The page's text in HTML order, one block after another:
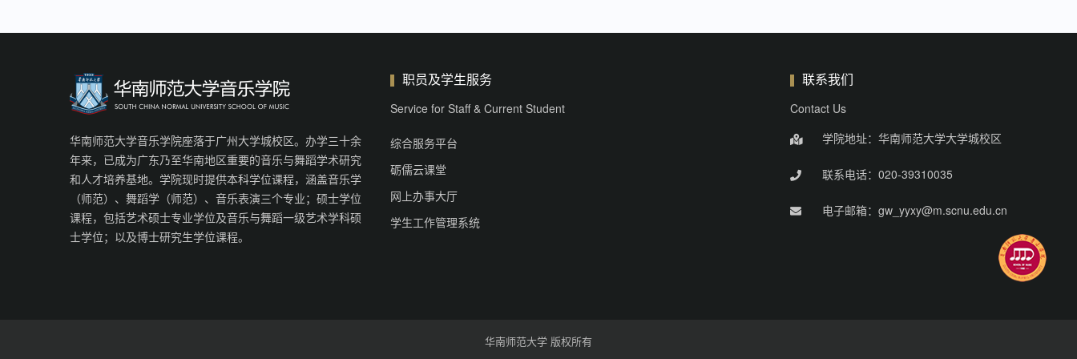
华南师范大学音乐学院座落于广州大学城校区。办学三十余
年来，已成为广东乃至华南地区重要的音乐与舞蹈学术研究
和人才培养基地。学院现时提供本科学位课程，涵盖音乐学
（师范）、舞蹈学（师范）、音乐表演三个专业；硕士学位
课程，包括艺术硕士专业学位及音乐与舞蹈一级艺术学科硕
士学位；以及博士研究生学位课程。
职员及学生服务
Service for Staff & Current Student
综合服务平台
砺儒云课堂
网上办事大厅
学生工作管理系统
联系我们
Contact Us
学院地址：华南师范大学大学城校区
联系电话：020-39310035
电子邮箱：gw_yyxy@m.scnu.edu.cn
华南师范大学 版权所有